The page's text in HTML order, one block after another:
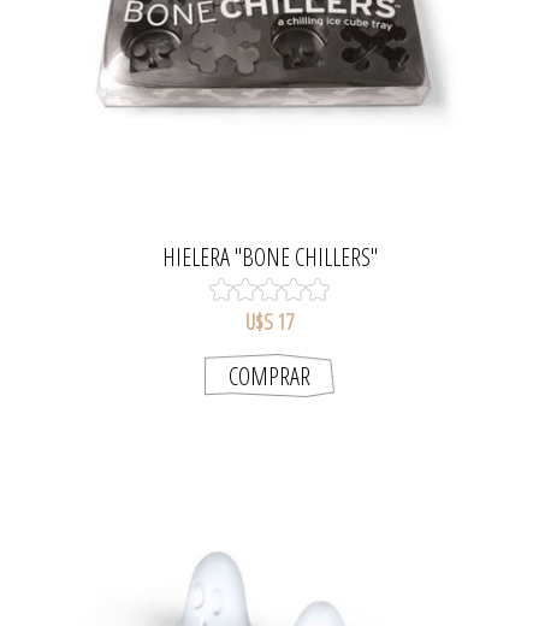
HIELERA "BONE CHILLERS"
U$S 17